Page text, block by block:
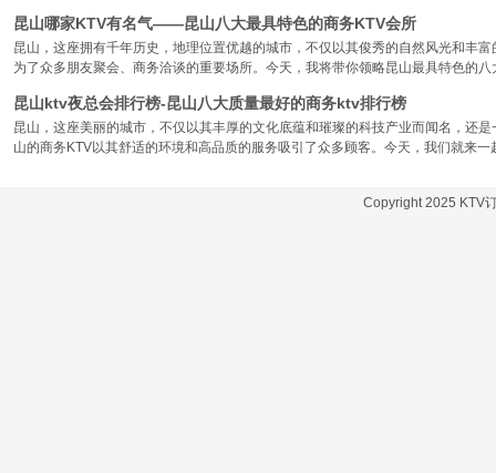
昆山哪家KTV有名气——昆山八大最具特色的商务KTV会所
昆山，这座拥有千年历史，地理位置优越的城市，不仅以其俊秀的自然风光和丰
为了众多朋友聚会、商务洽谈的重要场所。今天，我将带你领略昆山最具特色的
昆山ktv夜总会排行榜-昆山八大质量最好的商务ktv排行榜
昆山，这座美丽的城市，不仅以其丰厚的文化底蕴和璀璨的科技产业而闻名，还
山的商务KTV以其舒适的环境和高品质的服务吸引了众多顾客。今天，我们就来
Copyright 2025 KTV